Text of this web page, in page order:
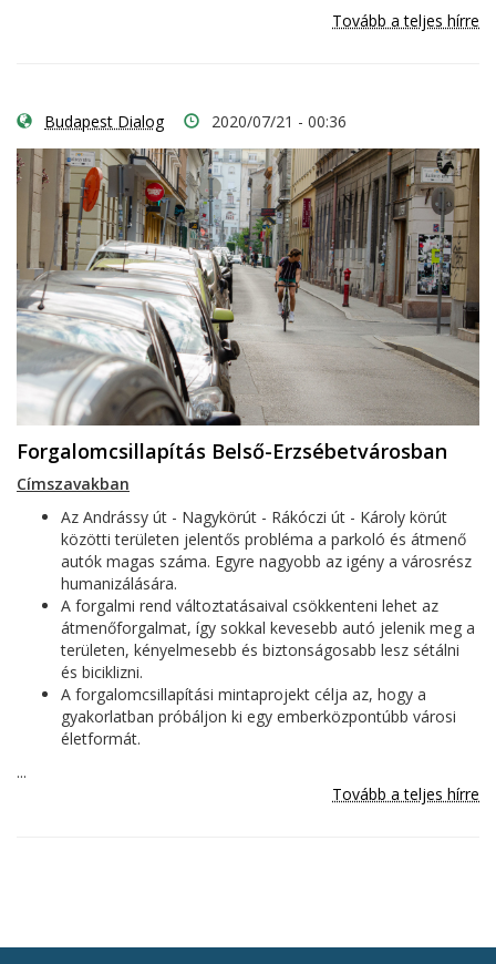
Tovább a teljes hírre
Budapest Dialog 2020/07/21 - 00:36
Forgalomcsillapítás Belső-Erzsébetvárosban
Címszavakban
Az Andrássy út - Nagykörút - Rákóczi út - Károly körút
közötti területen jelentős probléma a parkoló és átmenő
autók magas száma. Egyre nagyobb az igény a városrész
humanizálására.
A forgalmi rend változtatásaival csökkenteni lehet az
átmenőforgalmat, így sokkal kevesebb autó jelenik meg a
területen, kényelmesebb és biztonságosabb lesz sétálni
és biciklizni.
A forgalomcsillapítási mintaprojekt célja az, hogy a
gyakorlatban próbáljon ki egy emberközpontúbb városi
életformát.
...
Tovább a teljes hírre